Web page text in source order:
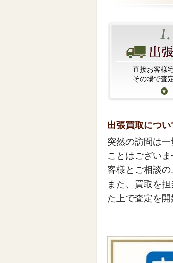
直接お客様
その場で査
出張買取につい
突然の訪問は
ことはござい
客様とご相談の
また、買取を
た上で査定を